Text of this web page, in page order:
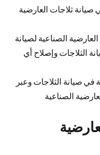
صيانة ثلاجات العارضية
الصناعية لصيانة
الثلاجات وإصلاح أي
صيانة الثلاجات وعبر
الصناعية